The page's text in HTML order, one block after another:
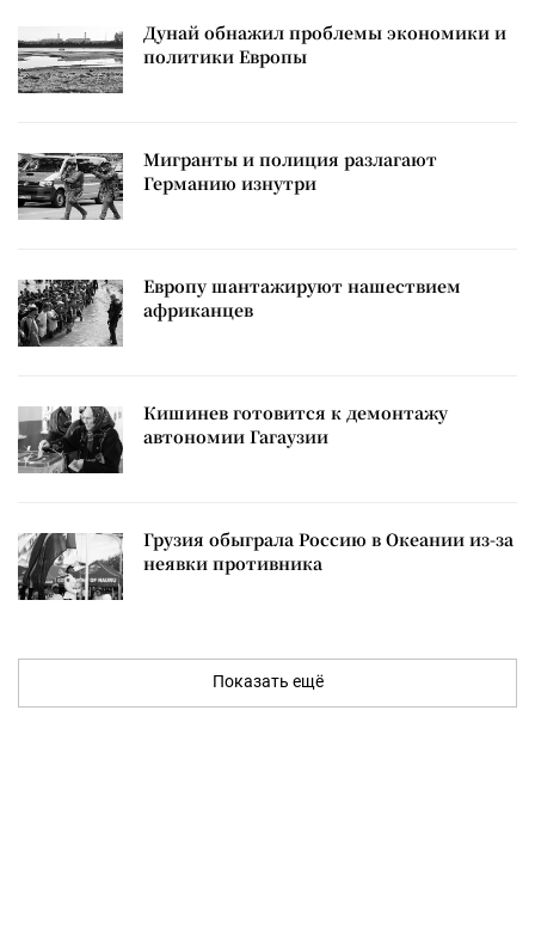
Дунай обнажил проблемы экономики и
политики Европы
Мигранты и полиция разлагают
Германию изнутри
Европу шантажируют нашествием
африканцев
Кишинев готовится к демонтажу
автономии Гагаузии
Грузия обыграла Россию в Океании из-за
неявки противника
Показать ещё